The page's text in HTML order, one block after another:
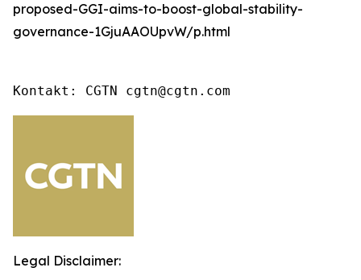
proposed-GGI-aims-to-boost-global-stability-
governance-1GjuAAOUpvW/p.html
Kontakt: CGTN cgtn@cgtn.com
Legal Disclaimer: